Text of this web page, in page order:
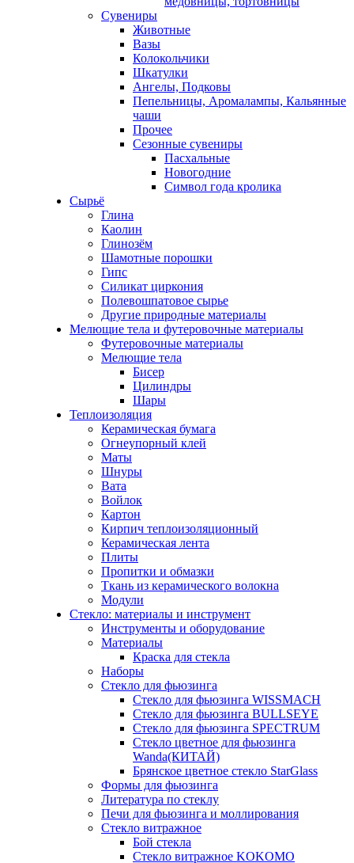
Сувениры
Животные
Вазы
Колокольчики
Шкатулки
Ангелы, Подковы
Пепельницы, Аромалампы, Кальянные
чаши
Прочее
Сезонные сувениры
Пасхальные
Новогодние
Символ года кролика
Сырьё
Глина
Каолин
Глинозём
Шамотные порошки
Гипс
Силикат циркония
Полевошпатовое сырье
Другие природные материалы
Мелющие тела и футеровочные материалы
Футеровочные материалы
Мелющие тела
Бисер
Цилиндры
Шары
Теплоизоляция
Керамическая бумага
Огнеупорный клей
Маты
Шнуры
Вата
Войлок
Картон
Кирпич теплоизоляционный
Керамическая лента
Плиты
Пропитки и обмазки
Ткань из керамического волокна
Модули
Стекло: материалы и инструмент
Инструменты и оборудование
Материалы
Краска для стекла
Наборы
Стекло для фьюзинга
Стекло для фьюзинга WISSMACH
Стекло для фьюзинга BULLSEYE
Стекло для фьюзинга SPECTRUM
Стекло цветное для фьюзинга
Wanda(КИТАЙ)
Брянское цветное стекло StarGlass
Формы для фьюзинга
Литература по стеклу
Печи для фьюзинга и моллирования
Стекло витражное
Бой стекла
Стекло витражное KOKOMO